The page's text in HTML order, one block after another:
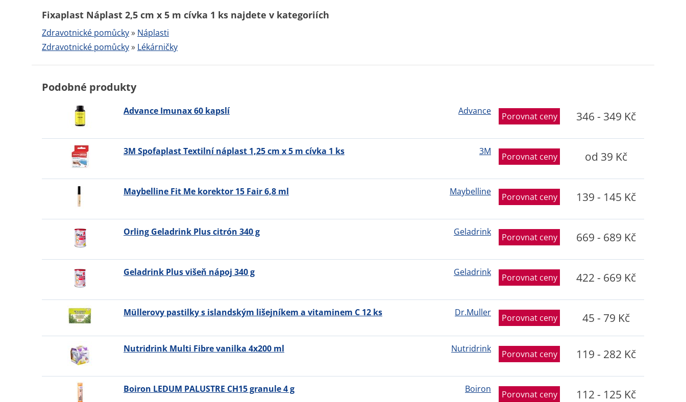
Fixaplast Náplast 2,5 cm x 5 m cívka 1 ks najdete v kategoriích
Zdravotnické pomůcky» Náplasti
Zdravotnické pomůcky» Lékárničky
Podobné produkty
Advance Imunax 60 kapslí Advance Porovnat ceny 346 - 349 Kč
3M Spofaplast Textilní náplast 1,25 cm x 5 m cívka 1 ks 3M Porovnat ceny od 39 Kč
Maybelline Fit Me korektor 15 Fair 6,8 ml Maybelline Porovnat ceny 139 - 145 Kč
Orling Geladrink Plus citrón 340 g Geladrink Porovnat ceny 669 - 689 Kč
Geladrink Plus višeň nápoj 340 g Geladrink Porovnat ceny 422 - 669 Kč
Müllerovy pastilky s islandským lišejníkem a vitaminem C 12 ks Dr.Muller Porovnat ceny 45 - 79 Kč
Nutridrink Multi Fibre vanilka 4x200 ml Nutridrink Porovnat ceny 119 - 282 Kč
Boiron LEDUM PALUSTRE CH15 granule 4 g Boiron Porovnat ceny 112 - 125 Kč